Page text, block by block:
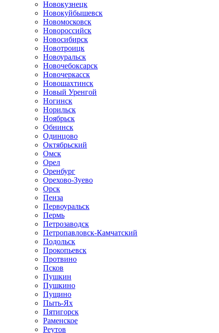
Новокузнецк
Новокуйбышевск
Новомосковск
Новороссийск
Новосибирск
Новотроицк
Новоуральск
Новочебоксарск
Новочеркасск
Новошахтинск
Новый Уренгой
Ногинск
Норильск
Ноябрьск
Обнинск
Одинцово
Октябрьский
Омск
Орел
Оренбург
Орехово-Зуево
Орск
Пенза
Первоуральск
Пермь
Петрозаводск
Петропавловск-Камчатский
Подольск
Прокопьевск
Протвино
Псков
Пушкин
Пушкино
Пущино
Пыть-Ях
Пятигорск
Раменское
Реутов